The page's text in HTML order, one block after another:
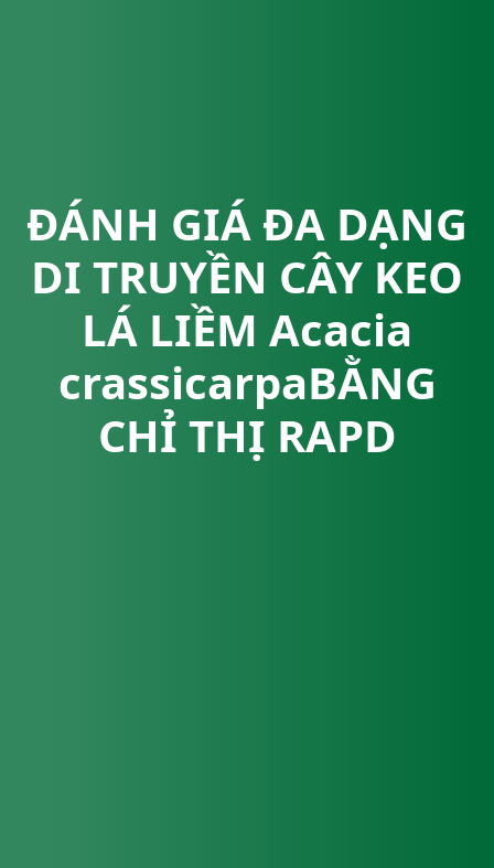
ĐÁNH GIÁ ĐA DẠNG
DI TRUYỀN CÂY KEO
LÁ LIỀM Acacia
crassicarpaBẰNG
CHỈ THỊ RAPD